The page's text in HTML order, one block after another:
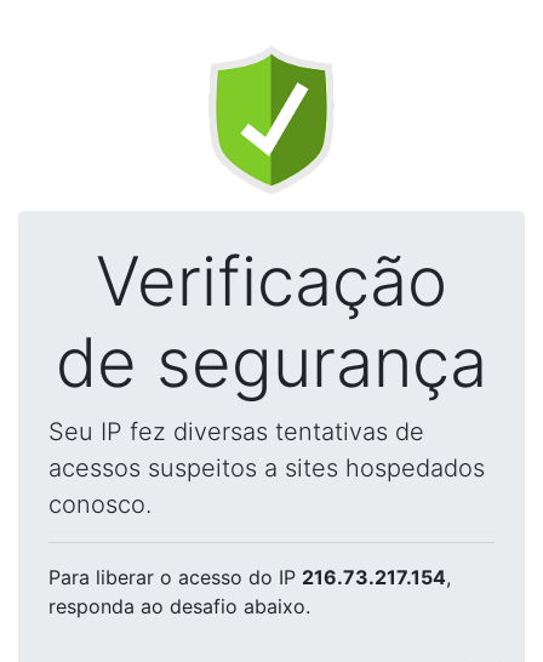
Verificação
de segurança
Seu IP fez diversas tentativas de
acessos suspeitos a sites hospedados
conosco.
Para liberar o acesso do IP 216.73.217.154,
responda ao desafio abaixo.